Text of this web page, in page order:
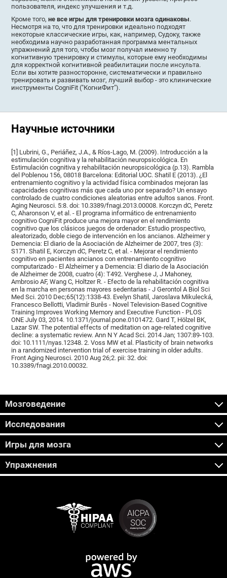
пользователя, индекс улучшения и т.д.
Кроме того,не все игры для тренировки мозга одинаковы.
Несмотря на то, что для тренировки идеально подходят
некоторые классические игры, как, например, Судоку, также
необходима научно разработанная программа ментальных
упражнений для того, чтобы мозг получал именно ту
когнитивную тренировку и стимулы, которые ему необходимы
для корректной когнитивной реабилитации после инсульта.
Если вы хотите разносторонне, систематически и правильно
тренировать и развивать мозг, лучший выбор - это клинические
инструменты CogniFit ("КогниФит").
Научные источники
[1] Lubrini, G., Periáñez, J.A., & Ríos-Lago, M. (2009). Introducción a la
estimulación cognitiva y la rehabilitación neuropsicológica. En
Estimulación cognitiva y rehabilitación neuropsicológica (p.13). Rambla
del Poblenou 156, 08018 Barcelona: Editorial UOC. Shatil E (2013). ¿El
entrenamiento cognitivo y la actividad física combinados mejoran las
capacidades cognitivas más que cada uno por separado? Un ensayo
controlado de cuatro condiciones aleatorias entre adultos sanos. Front.
Aging Neurosci. 5:8. doi: 10.3389/fnagi.2013.00008. Korczyn dC, Peretz
C, Aharonson V, et al. - El programa informático de entrenamiento
cognitivo CogniFit produce una mejora mayor en el rendimiento
cognitivo que los clásicos juegos de ordenador: Estudio prospectivo,
aleatorizado, doble ciego de intervención en los ancianos. Alzheimer y
Demencia: El diario de la Asociación de Alzheimer de 2007, tres (3):
S171. Shatil E, Korczyn dC, Peretz C, et al. - Mejorar el rendimiento
cognitivo en pacientes ancianos con entrenamiento cognitivo
computarizado - El Alzheimer y a Demencia: El diario de la Asociación
de Alzheimer de 2008, cuatro (4): T492. Verghese J, J Mahoney,
Ambrosio AF, Wang C, Holtzer R. - Efecto de la rehabilitación cognitiva
en la marcha en personas mayores sedentarias - J Gerontol A Biol Sci
Med Sci. 2010 Dec;65(12):1338-43. Evelyn Shatil, Jaroslava Mikulecká,
Francesco Bellotti, Vladimír Burěs - Novel Television-Based Cognitive
Training Improves Working Memory and Executive Function - PLOS
ONE July 03, 2014. 10.1371/journal.pone.0101472. Gard T, Hölzel BK,
Lazar SW. The potential effects of meditation on age-related cognitive
decline: a systematic review. Ann N Y Acad Sci. 2014 Jan; 1307:89-103.
doi: 10.1111/nyas.12348. 2. Voss MW et al. Plasticity of brain networks
in a randomized intervention trial of exercise training in older adults.
Front Aging Neurosci. 2010 Aug 26;2. pii: 32. doi:
10.3389/fnagi.2010.00032.
Мозговедение
Исследования
Игры для мозга
Упражнения